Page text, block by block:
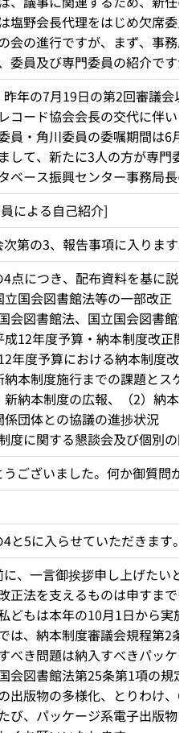
は塩野会長代理をはじめ欠席
の会の進行ですが、まず、事
、委員及び専門委員の紹介です
年の7月19日の第2回審議会
レコード協会会長の交代に伴
委員・角川委員の委嘱期間は6
まして、新たに3人の方が専門
タベース振興センター事務局
による自己紹介]
次第の3、報告事項に入ります
4点につき、配布資料を基に説
立国会図書館法等の一部改正
国会図書館法、国立国会図書
成12年度予算・納本制度改正
12年度予算における納本制度
納本制度施行までの課題とス
新納本制度の広報、（2）納
係団体との協議の進捗状況
制度に関する懇談会及び個別
うございました。何か御質問
と5に入らせていただきます
、一言御挨拶申し上げたい
改正法を支えるものは申すま
私どもは本年の10月1日から実
では、納本制度審議会規程第2
すべき問題は納入すべきパッ
国会図書館法第25条第1項の規
の出版物の多様化、とりわけ
たび、パッケージ系電子出版